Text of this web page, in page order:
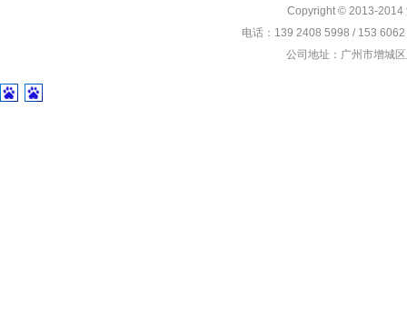
Copyright © 2013-2014
电话：139 2408 5998 / 153
公司地址：广州市增城